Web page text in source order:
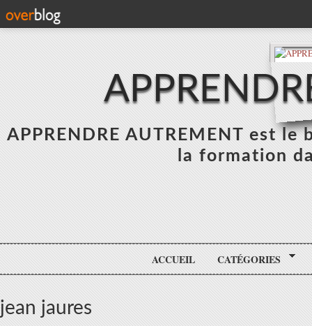
APPRENDRE AUTREMENT est
la formation
ACCUEIL CATÉGORIES
jean jaures